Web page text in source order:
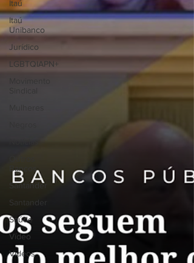
Itaú
Itaú
Unibanco
Jurídico
LGBTQIAPN+
Bancos
Santander
Santander
Saúde
Vídeo
Vídeos